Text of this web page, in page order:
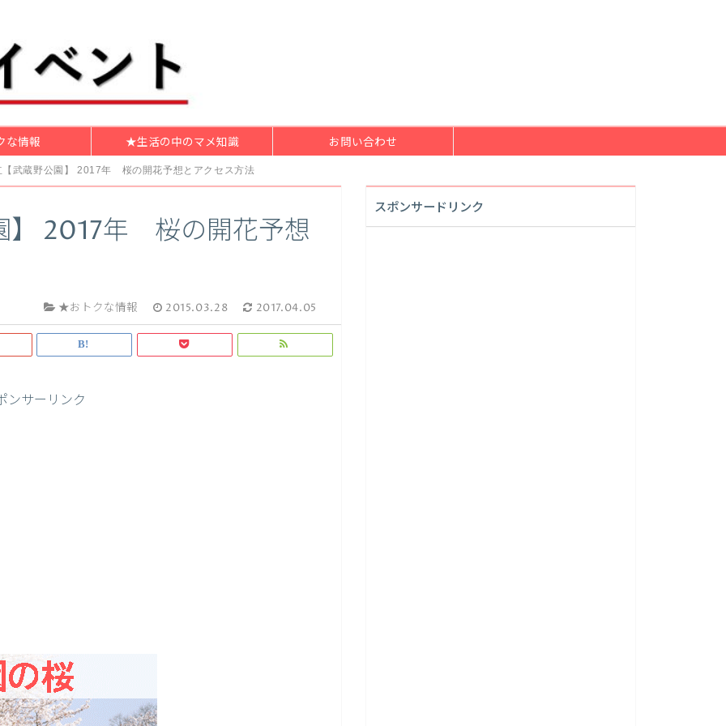
な情報 ★生活の中のマメ知識 お問い合わせ
【武蔵野公園】 2017年 桜の開花予想とアクセス方法
】 2017年 桜の開花予想
★おトクな情報 2015.03.28 2017.04.05
ンサーリンク
スポンサードリンク